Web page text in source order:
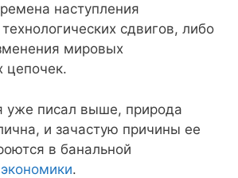
наступления
сдвигов, либо
мировых
цепочек.
уже писал выше, природа
и зачастую причины ее
в банальной
экономики.